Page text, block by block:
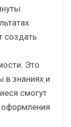
создать
Это
в знаниях и
смогут